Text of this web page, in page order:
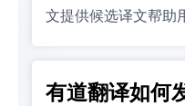
文提供候选译文帮助
有道翻译如何